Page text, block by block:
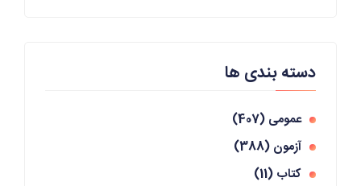
دسته بندی ها
عمومی(407)
آزمون(388)
کتاب(11)